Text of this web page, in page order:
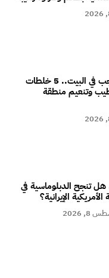
علاج قشرة الحواجب في البيت.. 5 خلطات
وتنعيم منطقة
تنجح الدبلوماسية في
الإيرانية؟
8, 2026